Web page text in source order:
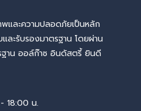
และความปลอดภัยเป็นหลัก
ละรับรองมาตรฐาน โดยผ่าน
ฐาน ออล์ก๊าซ อินดัสตรี้ ยินดี
18:00 น.